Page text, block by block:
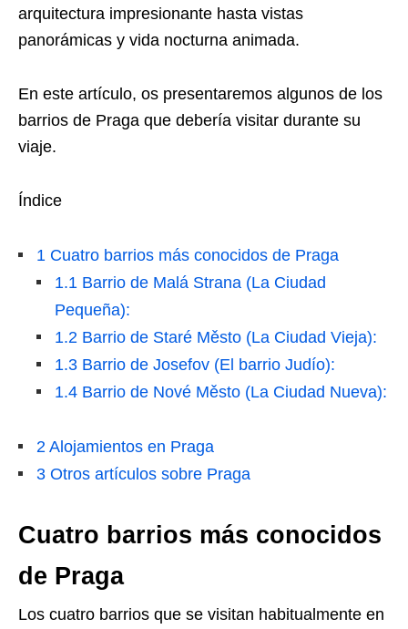
arquitectura impresionante hasta vistas
panorámicas y vida nocturna animada.
En este artículo, os presentaremos algunos de los
barrios de Praga que debería visitar durante su
viaje.
Índice
1 Cuatro barrios más conocidos de Praga
1.1 Barrio de Malá Strana (La Ciudad
Pequeña):
1.2 Barrio de Staré Město (La Ciudad Vieja):
1.3 Barrio de Josefov (El barrio Judío):
1.4 Barrio de Nové Město (La Ciudad Nueva):
2 Alojamientos en Praga
3 Otros artículos sobre Praga
Cuatro barrios más conocidos
de Praga
Los cuatro barrios que se visitan habitualmente en